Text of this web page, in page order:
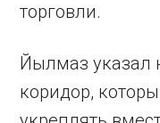
торговли.
Йылмаз указал
коридор,